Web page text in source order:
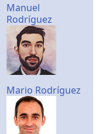
Manuel
Rodríguez
Mario Rodríguez